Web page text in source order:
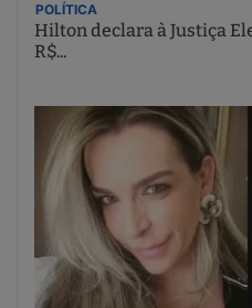
POLÍTICA
Hilton declara à Justiça
R$...